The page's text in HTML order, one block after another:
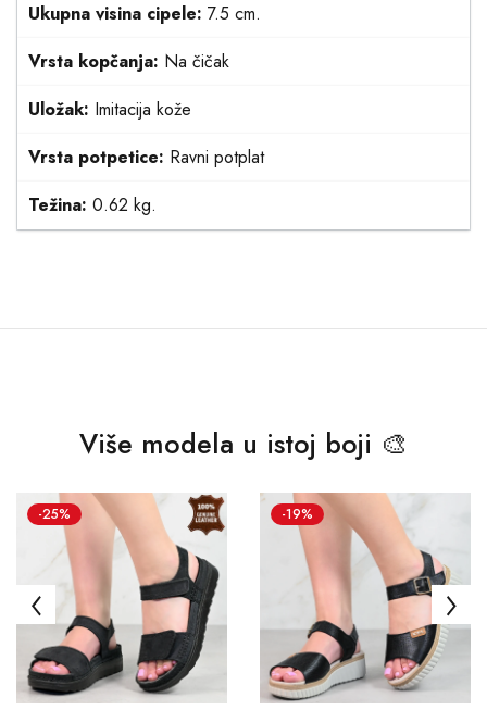
Ukupna visina cipele: 7.5 cm.
Vrsta kopčanja: Na čičak
Uložak: Imitacija kože
Vrsta potpetice: Ravni potplat
Težina: 0.62 kg.
Više modela u istoj boji 🎨
-25% -19%